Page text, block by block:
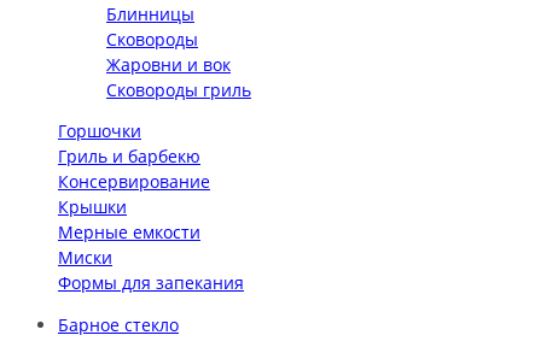
Блинницы
Сковороды
Жаровни и вок
Сковороды гриль
Горшочки
Гриль и барбекю
Консервирование
Крышки
Мерные емкости
Миски
Формы для запекания
Барное стекло